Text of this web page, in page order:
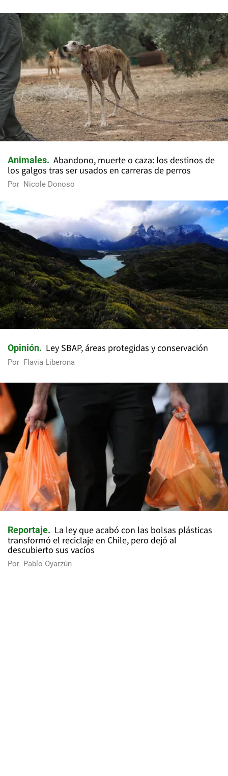
Animales
Abandono, muerte o caza: los destinos de
los galgos tras ser usados en carreras de perros
Por Nicole Donoso
Opinión Ley SBAP, áreas protegidas y conservación
Por Flavia Liberona
Reportaje
La ley que acabó con las bolsas plásticas
transformó el reciclaje en Chile, pero dejó al
descubierto sus vacíos
Por Pablo Oyarzún